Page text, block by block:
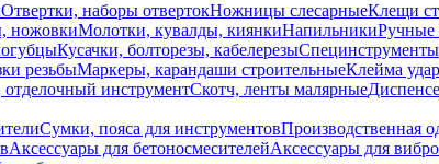
Отвертки, наборы отвертокНожницы слесарныеКлещи
ножовкиМолотки, кувалды, киянкиНапильникиРучные
Кусачки, болторезы, кабелерезыСпецинструменты
резьбыМаркеры, карандаши строительныеКлейма
инструментСкотч, ленты малярные
Сумки, пояса для инструментовПроизводственная
Аксессуары для бетоносмесителейАксессуары для